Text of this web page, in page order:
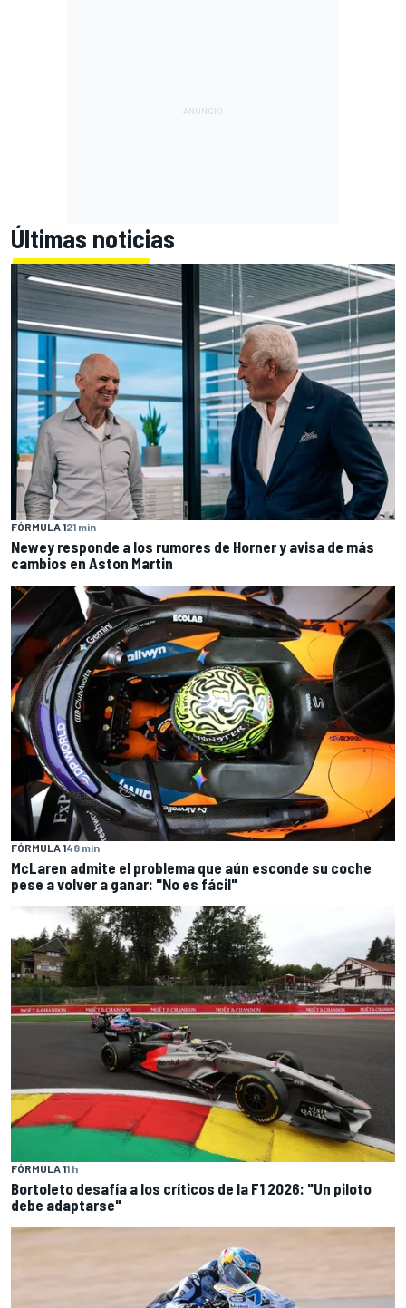
Últimas noticias
FÓRMULA 121 min
Newey responde a los rumores de Horner y avisa de más
cambios en Aston Martin
FÓRMULA 148 min
McLaren admite el problema que aún esconde su coche
pese a volver a ganar: "No es fácil"
FÓRMULA 11 h
Bortoleto desafía a los críticos de la F1 2026: "Un piloto
debe adaptarse"